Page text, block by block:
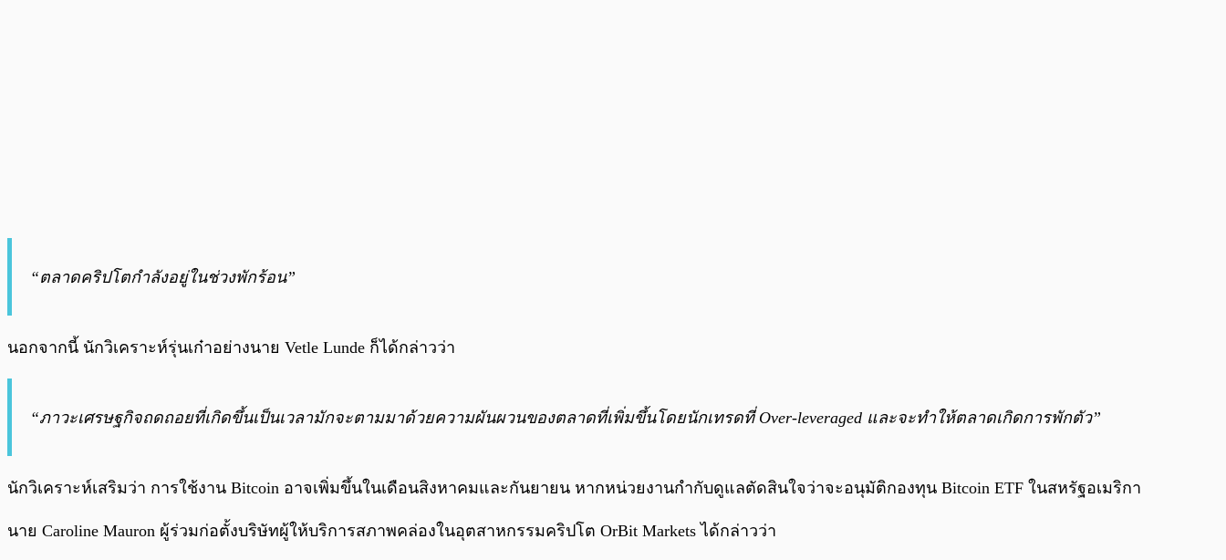
“ตลาดคริปโตกำลังอยู่ในช่วงพักร้อน”
นอกจากนี้ นักวิเคราะห์รุ่นเก๋าอย่างนาย Vetle Lunde ก็ได้กล่าวว่า
“ภาวะเศรษฐกิจถดถอยที่เกิดขึ้นเป็นเวลามักจะตามมาด้วยความผันผวนของตลาดที่เพิ่มขึ้นโดยนักเทรดที่ Over-leveraged และจะทำให้ตลาดเกิดการพักตัว”
นักวิเคราะห์เสริมว่า การใช้งาน Bitcoin อาจเพิ่มขึ้นในเดือนสิงหาคมและกันยายน หากหน่วยงานกำกับดูแลตัดสินใจว่าจะอนุมัติกองทุน Bitcoin ETF ในสหรัฐอเมริกา
นาย Caroline Mauron ผู้ร่วมก่อตั้งบริษัทผู้ให้บริการสภาพคล่องในอุตสาหกรรมคริปโต OrBit Markets ได้กล่าวว่า